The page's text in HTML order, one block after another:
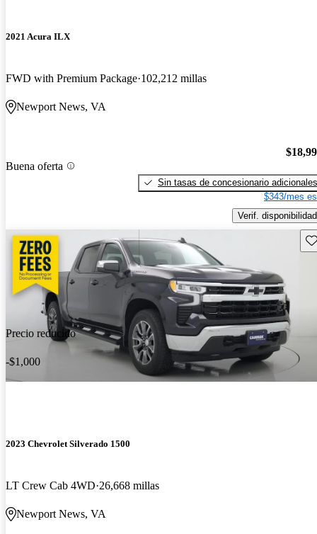
2021 Acura ILX
FWD with Premium Package 102,212 millas
Newport News, VA
Buena oferta
Sin tasas de concesionario adicionales
$343/mes
Verif. disponibilidad
Precio reducido
-$1,000
2023 Chevrolet Silverado 1500
LT Crew Cab 4WD 26,668 millas
Newport News, VA